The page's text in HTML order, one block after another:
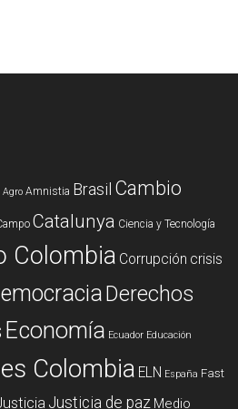
Agro Amnistia Brasil Cambio
Catalunya Ciencia y Tecnología
Colombia Corrupción crisis
Derechos
Economía Ecuador Educación
Colombia ELN España Fast
Justicia de paz Medio